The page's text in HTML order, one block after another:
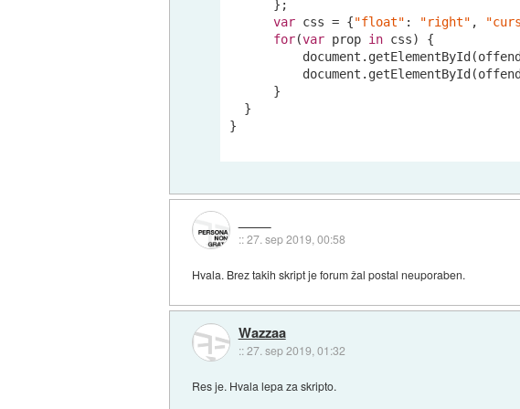
      };
var css = {"float" : "right" ,
for(var prop in css) {
document
document
      }
  }
}
::27. sep 2019, 00:58
Hvala. Brez takih skript je forum žal postal neuporaben.
Wazzaa
::27. sep 2019, 01:32
Res je. Hvala lepa za skripto.